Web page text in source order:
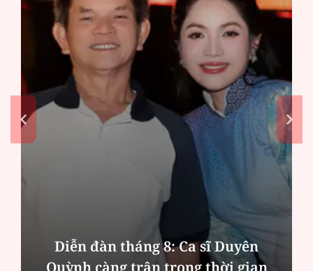
Diễn đàn tháng 8: Ca sĩ Duyên
Quỳnh càng trân trọng thời gian